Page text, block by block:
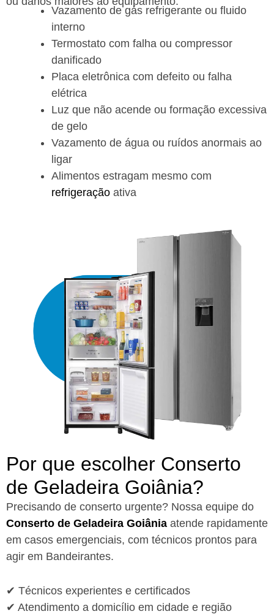
Vazamento de gás refrigerante ou fluido
interno
Termostato com falha ou compressor
danificado
Placa eletrônica com defeito ou falha
elétrica
Luz que não acende ou formação excessiva
de gelo
Vazamento de água ou ruídos anormais ao
ligar
Alimentos estragam mesmo com
refrigeração ativa
Por que escolher Conserto
de Geladeira Goiânia?​
Precisando de conserto urgente? Nossa equipe do
Conserto de Geladeira Goiânia atende rapidamente
em casos emergenciais, com técnicos prontos para
agir em Bandeirantes.
✔ Técnicos experientes e certificados
✔ Atendimento a domicílio em cidade e região